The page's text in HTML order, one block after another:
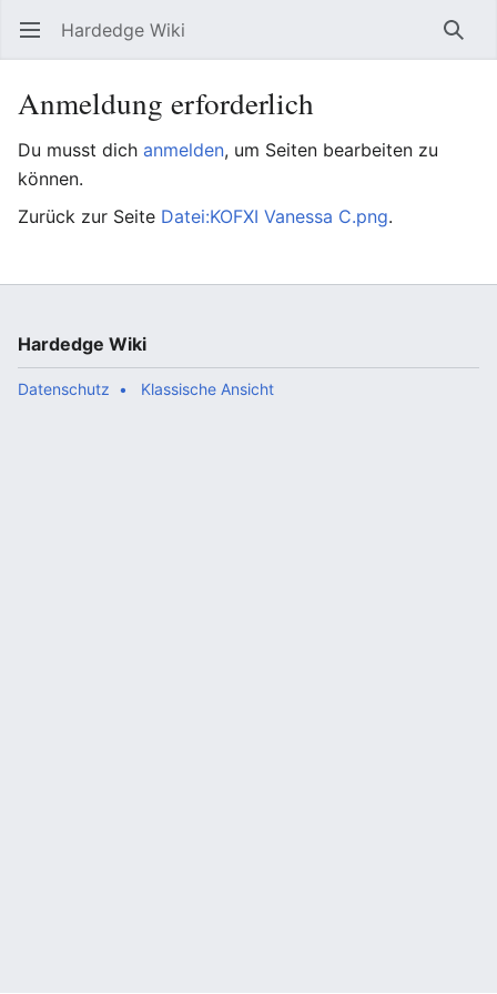
Hauptmenü öffnen Hardedge Wiki
Anmeldung erforderlich
Du musst dich anmelden, um Seiten bearbeiten zu
können.
Zurück zur Seite Datei:KOFXI Vanessa C.png.
Hardedge Wiki
Datenschutz Klassische Ansicht